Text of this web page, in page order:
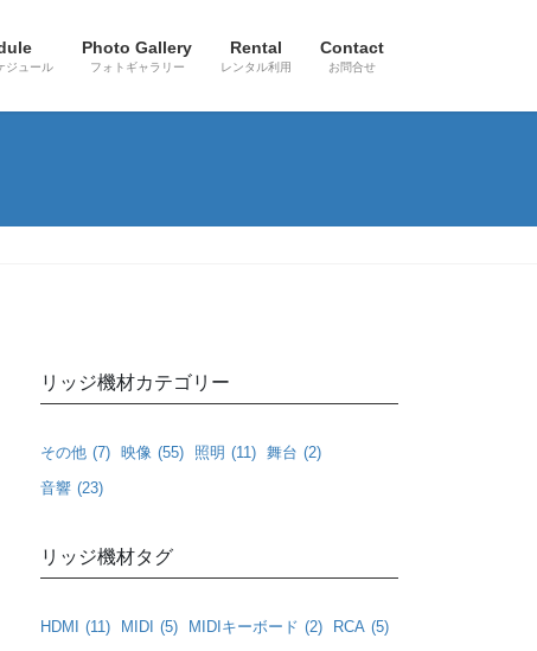
ジュール
Photo Gallery
フォトギャラリー
Rental
レンタル利用
Contact
お問合せ
リッジ機材カテゴリー
その他 (7) 映像 (55) 照明 (11) 舞台 (2)
音響 (23)
リッジ機材タグ
HDMI (11) MIDI (5) MIDIキーボード (2) RCA (5)